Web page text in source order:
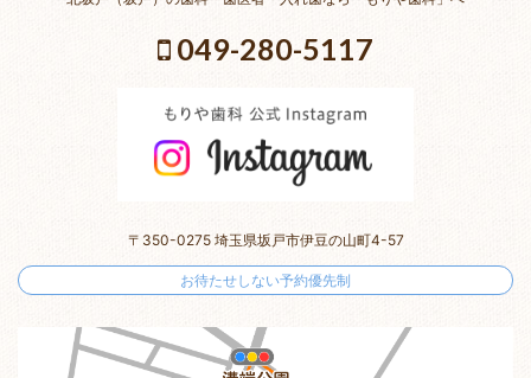
049-280-5117
〒350-0275 埼玉県坂戸市伊豆の山町4-57
お待たせしない予約優先制